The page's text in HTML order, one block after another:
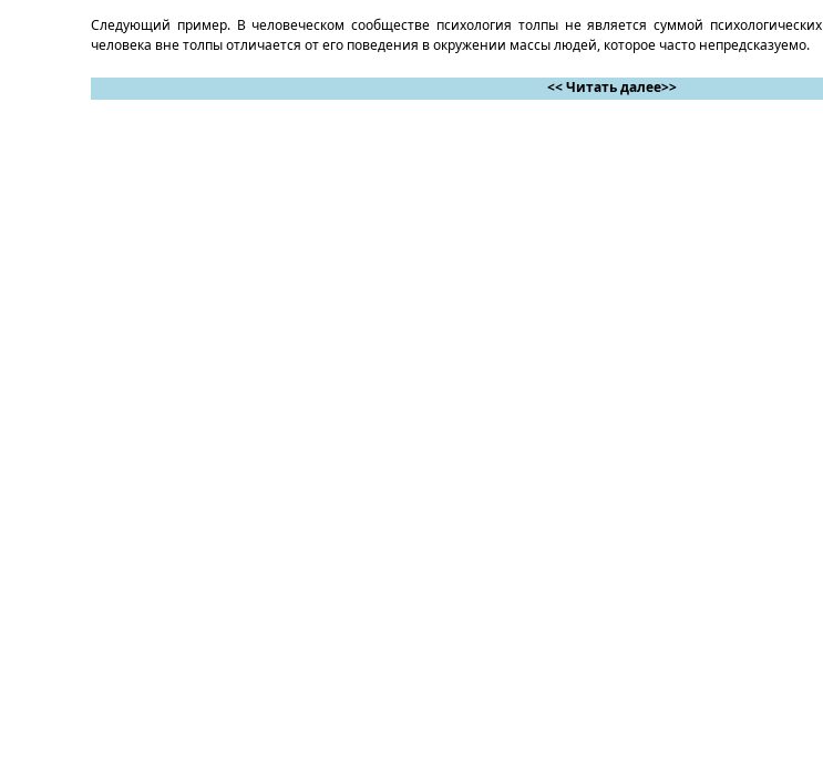
Следующий пример. В человеческом сообществе психология толпы не является суммой
человека вне толпы отличается от его поведения в окружении массы людей, которое часто непредсказуемо.
<< Читать далее>>